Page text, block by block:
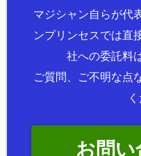
マジシャン自らが代
ンプリンセスでは直
社への委託料
ご質問、ご不明な点
お問い